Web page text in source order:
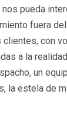
pueda
fuera
con
a la
un
la estela de